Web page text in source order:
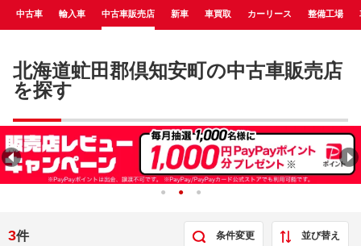
中古車 輸入車 中古車販売店 新車 車買取 カーリース 整備工場
北海道虻田郡倶知安町の中古車販売店
を探す
3件 条件変更 並び替え